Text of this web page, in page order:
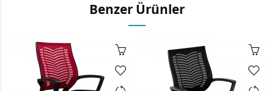
Benzer Ürünler